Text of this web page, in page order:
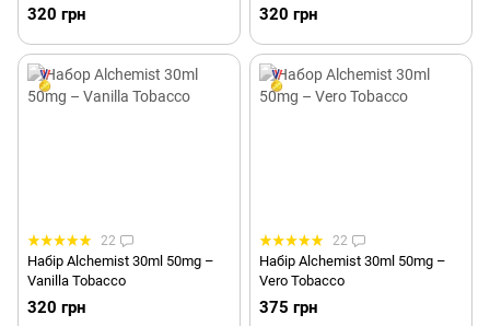
320 грн 320 грн
22
Набір Alchemist 30ml 50mg –
Vanilla Tobacco
320 грн
22
Набір Alchemist 30ml 50mg –
Vero Tobacco
375 грн